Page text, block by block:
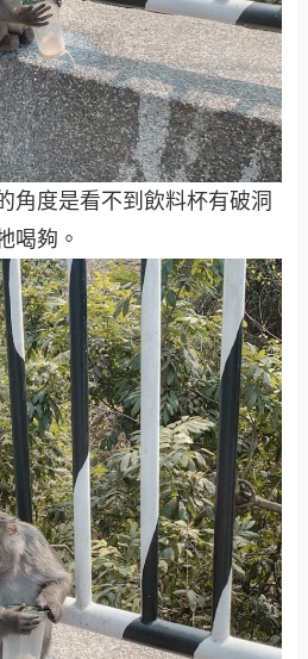
角度是看不到飲料杯有破洞
喝夠。